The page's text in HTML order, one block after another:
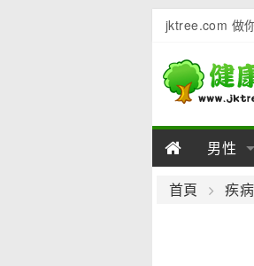
jktree.com 做
男性
男性
首頁 疾病